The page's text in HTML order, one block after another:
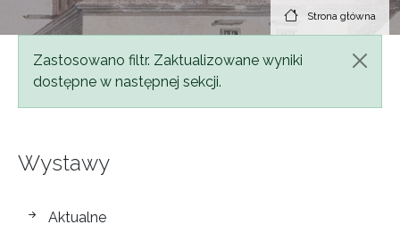
Strona główna
Komunikat
Zastosowano filtr. Zaktualizowane wyniki
dostępne w następnej sekcji.
Wystawy
wystawy
Aktualne